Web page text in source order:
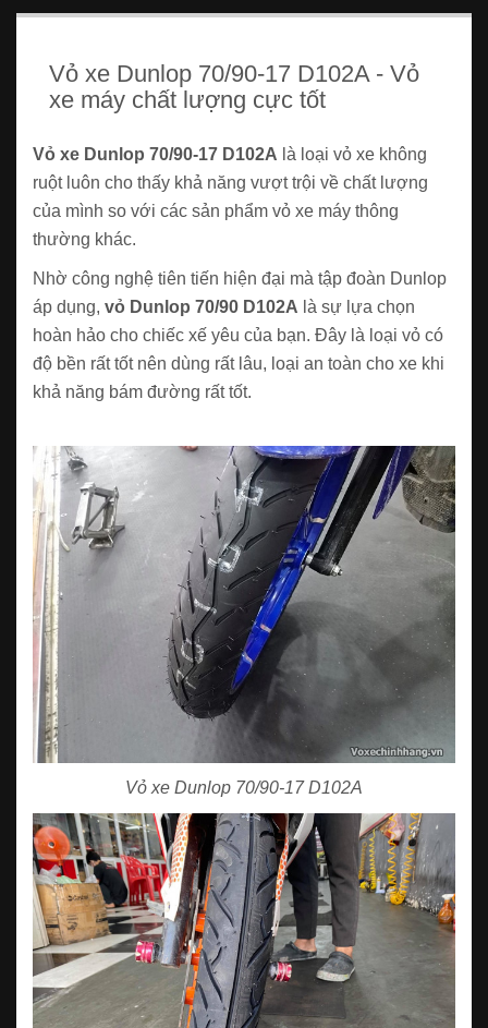
Vỏ xe Dunlop 70/90-17 D102A - Vỏ
xe máy chất lượng cực tốt
Vỏ xe Dunlop 70/90-17 D102A là loại vỏ xe không
ruột luôn cho thấy khả năng vượt trội về chất lượng
của mình so với các sản phẩm vỏ xe máy thông
thường khác.
Nhờ công nghệ tiên tiến hiện đại mà tập đoàn Dunlop
áp dụng, vỏ Dunlop 70/90 D102A là sự lựa chọn
hoàn hảo cho chiếc xế yêu của bạn. Đây là loại vỏ có
độ bền rất tốt nên dùng rất lâu, loại an toàn cho xe khi
khả năng bám đường rất tốt.
Vỏ xe Dunlop 70/90-17 D102A